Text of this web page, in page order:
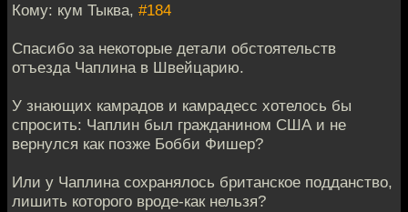
Кому: кум Тыква, #184
Спасибо за некоторые детали обстоятельств
отъезда Чаплина в Швейцарию.
У знающих камрадов и камрадесс хотелось бы
спросить: Чаплин был гражданином США и не
вернулся как позже Бобби Фишер?
Или у Чаплина сохранялось британское подданство,
лишить которого вроде-как нельзя?